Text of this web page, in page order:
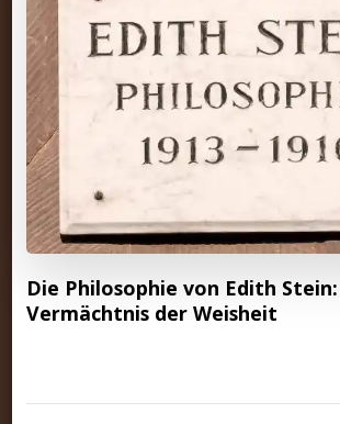
Die Philosophie von Edith Stein:
Vermächtnis der Weisheit